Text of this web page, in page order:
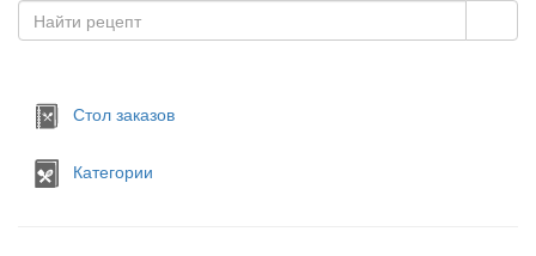
Стол заказов
Категории